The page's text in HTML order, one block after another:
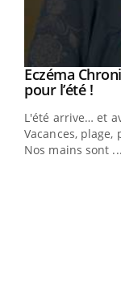
Youtube
Eczéma
pour l’été !
L'été arrive… et
Vacances,
Nos mains sont ...